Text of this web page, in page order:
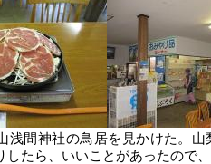
浅間神社の鳥居を見かけた。
したら、いいことがあったので